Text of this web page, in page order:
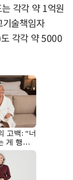
각각 약 1억원
술책임자
각각 약 5000